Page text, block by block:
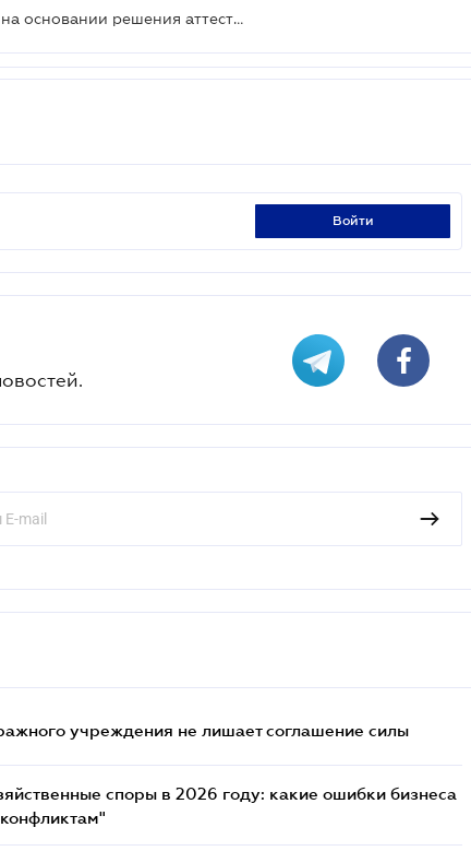
Работника нельзя уволить только на основании решения аттестационной комиссии
войти
учреждения не лишает соглашение силы
споры в 2026 году: какие ошибки бизнеса